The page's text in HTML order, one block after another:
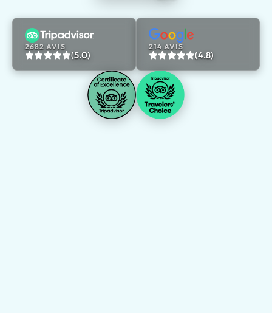
2682 AVIS
(5.0)
214 AVIS
(4.8)